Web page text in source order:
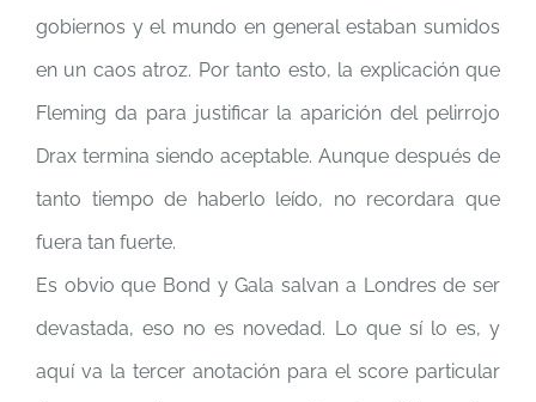
gobiernos y el mundo en general estaban sumidos
en un caos atroz. Por tanto esto, la explicación que
Fleming da para justificar la aparición del pelirrojo
Drax termina siendo aceptable. Aunque después de
tanto tiempo de haberlo leído, no recordara que
fuera tan fuerte.
Es obvio que Bond y Gala salvan a Londres de ser
devastada, eso no es novedad. Lo que sí lo es, y
aquí va la tercer anotación para el score particular